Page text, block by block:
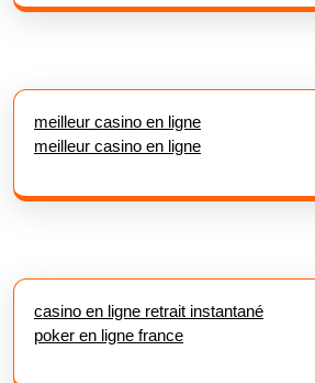
meilleur casino en ligne
meilleur casino en ligne
casino en ligne retrait instantané
poker en ligne france